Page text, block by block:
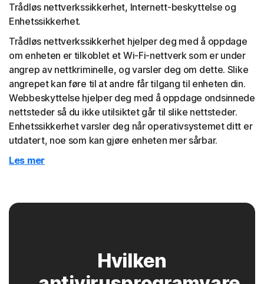
Trådløs nettverkssikkerhet, Internett-beskyttelse og
Enhetssikkerhet.
Trådløs nettverkssikkerhet hjelper deg med å oppdage
om enheten er tilkoblet et Wi-Fi-nettverk som er under
angrep av nettkriminelle, og varsler deg om dette. Slike
angrepet kan føre til at andre får tilgang til enheten din.
Webbeskyttelse hjelper deg med å oppdage ondsinnede
nettsteder så du ikke utilsiktet går til slike nettsteder.
Enhetssikkerhet varsler deg når operativsystemet ditt er
utdatert, noe som kan gjøre enheten mer sårbar.
Les mer
Hvilken